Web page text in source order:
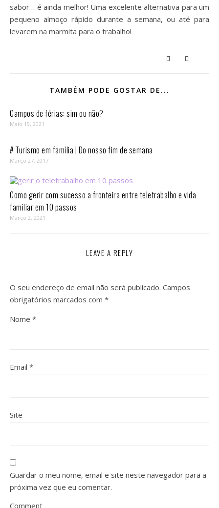
sabor… é ainda melhor! Uma excelente alternativa para um
pequeno almoço rápido durante a semana, ou até para
levarem na marmita para o trabalho!
TAMBÉM PODE GOSTAR DE...
Campos de férias: sim ou não?
Maio 19, 2021
# Turismo em família | Do nosso fim de semana
Março 27, 2017
Como gerir com sucesso a fronteira entre teletrabalho e vida
familiar em 10 passos⁣
Março 2, 2021
LEAVE A REPLY
O seu endereço de email não será publicado. Campos
obrigatórios marcados com *
Nome *
Email *
Site
Guardar o meu nome, email e site neste navegador para a
próxima vez que eu comentar.
Comment